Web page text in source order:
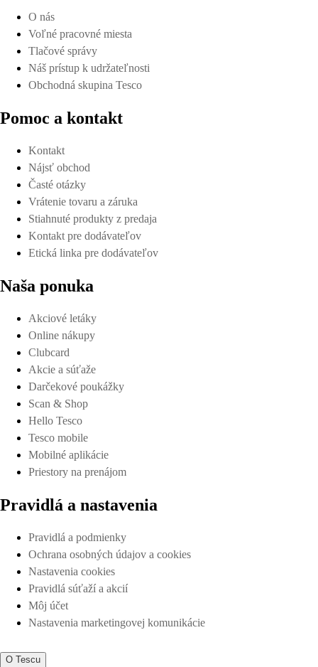
O nás
Voľné pracovné miesta
Tlačové správy
Náš prístup k udržateľnosti
Obchodná skupina Tesco
Pomoc a kontakt
Kontakt
Nájsť obchod
Časté otázky
Vrátenie tovaru a záruka
Stiahnuté produkty z predaja
Kontakt pre dodávateľov
Etická linka pre dodávateľov
Naša ponuka
Akciové letáky
Online nákupy
Clubcard
Akcie a súťaže
Darčekové poukážky
Scan & Shop
Hello Tesco
Tesco mobile
Mobilné aplikácie
Priestory na prenájom
Pravidlá a nastavenia
Pravidlá a podmienky
Ochrana osobných údajov a cookies
Nastavenia cookies
Pravidlá súťaží a akcií
Môj účet
Nastavenia marketingovej komunikácie
O Tescu